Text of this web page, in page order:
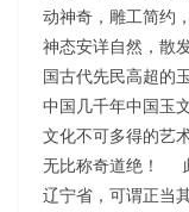
动神奇，雕工简约
神态安详自然，散
国古代先民高超的
中国几千年中国玉
文化不可多得的艺
无比称奇道绝！
辽宁省，可谓正当